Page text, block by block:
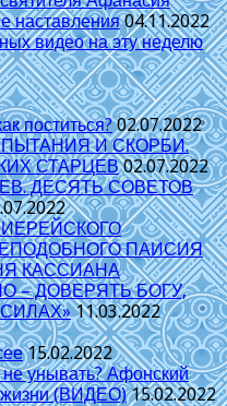
наставления 04.11.2022
видео на эту неделю
поститься? 02.07.2022
И СКОРБИ.
СТАРЦЕВ 02.07.2022
ДЕСЯТЬ СОВЕТОВ
ПАИСИЯ
КАССИАНА
– ДОВЕРЯТЬ БОГУ,
11.03.2022
15.02.2022
не унывать? Афонский
жизни (ВИДЕО) 15.02.2022